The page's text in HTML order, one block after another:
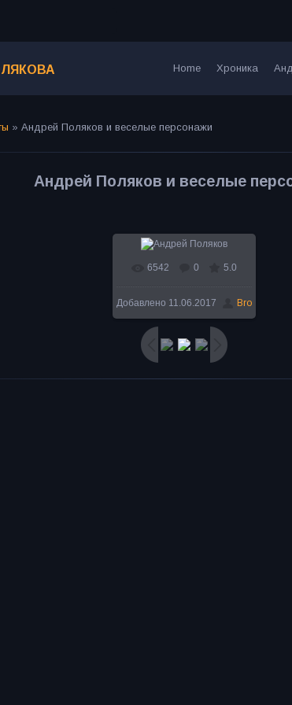
Home Хроника
» Андрей Поляков и веселые персонажи
Андрей Поляков и веселые
В реальном размере
586x800/ 82.3Kb
6542 0 5.0
Добавлено 11.06.2017 Bro